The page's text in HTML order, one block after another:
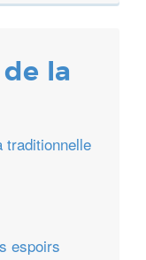
la
traditionnelle
espoirs